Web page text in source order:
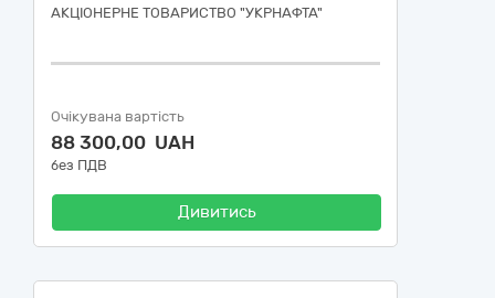
АКЦІОНЕРНЕ ТОВАРИСТВО "УКPНAФТА"
Очікувана вартість
88 300,00 UAH
без ПДВ
Дивитись